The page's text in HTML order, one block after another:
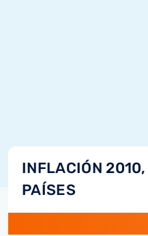
INFLACIÓN 2010,
PAÍSES